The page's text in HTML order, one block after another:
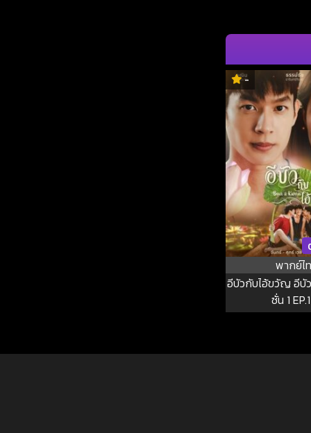
-
พากย์ไ
อีบัวกับไอ้ขวัญ อีบั
ซั่น 1